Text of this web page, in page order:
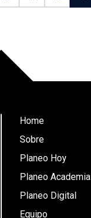
Home
Sobre
Planeo Hoy
Planeo Academia
Planeo Digital
Equipo